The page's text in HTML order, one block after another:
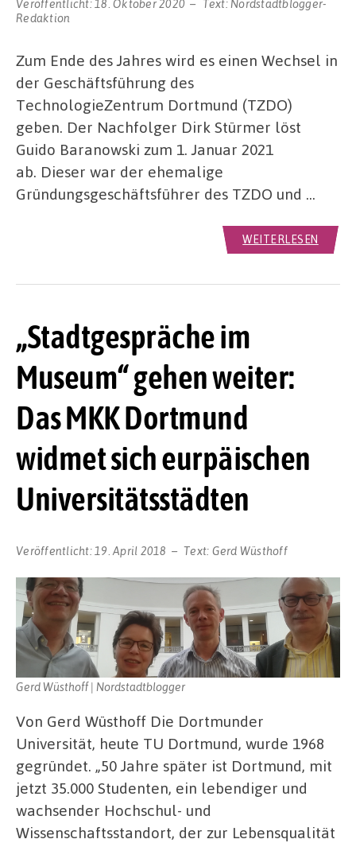
Veröffentlicht: 18. Oktober 2020 Text: Nordstadtblogger-
Redaktion
Zum Ende des Jahres wird es einen Wechsel in
der Geschäftsführung des
TechnologieZentrum Dortmund (TZDO)
geben. Der Nachfolger Dirk Stürmer löst
Guido Baranowski zum 1. Januar 2021
ab. Dieser war der ehemalige
Gründungsgeschäftsführer des TZDO und …
WEITERLESEN
„Stadtgespräche im
Museum“ gehen weiter:
Das MKK Dortmund
widmet sich eurpäischen
Universitätsstädten
Veröffentlicht: 19. April 2018 Text: Gerd Wüsthoff
Gerd Wüsthoff | Nordstadtblogger
Von Gerd Wüsthoff Die Dortmunder
Universität, heute TU Dortmund, wurde 1968
gegründet. „50 Jahre später ist Dortmund, mit
jetzt 35.000 Studenten, ein lebendiger und
wachsender Hochschul- und
Wissenschaftsstandort, der zur Lebensqualität